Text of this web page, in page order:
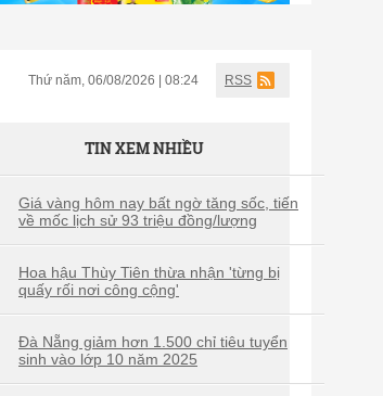
Thứ năm, 06/08/2026 | 08:24 RSS
TIN XEM NHIỀU
Giá vàng hôm nay bất ngờ tăng sốc, tiến
về mốc lịch sử 93 triệu đồng/lượng
Hoa hậu Thùy Tiên thừa nhận 'từng bị
quấy rối nơi công cộng'
Đà Nẵng giảm hơn 1.500 chỉ tiêu tuyển
sinh vào lớp 10 năm 2025